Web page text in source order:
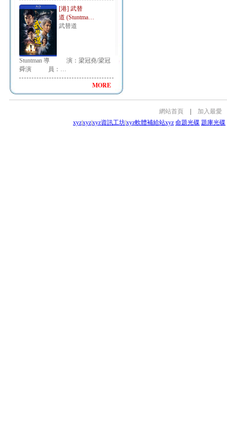
[港] 武替
道 (Stuntma…
武替道
Stuntman 導 演：梁冠堯/梁冠
舜演 員：…
MORE
網站首頁
加入最愛
xyzxyzxyz資訊工坊xyz軟體補給站xyz 命題光碟 題庫光碟